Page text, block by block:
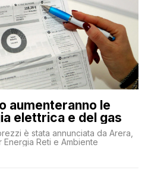
aumenteranno le
elettrica e del gas
è stata annunciata da Arera,
Energia Reti e Ambiente